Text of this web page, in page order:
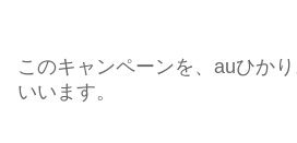
このキャンペーンを、auひか
いいます。